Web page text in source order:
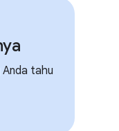
tahu